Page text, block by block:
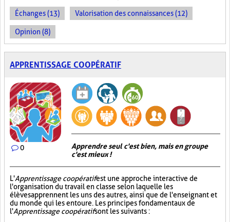
Échanges (13) Valorisation des connaissances (12)
Opinion (8)
APPRENTISSAGE COOPÉRATIF
0
Apprendre seul c'est bien, mais en groupe
c'est mieux !
L'Apprentissage coopératifest une approche interactive de
l'organisation du travail en classe selon laquelle les
élèves apprennent les uns des autres, ainsi que de l'enseignant et
du monde qui les entoure. Les principes fondamentaux de
l'Apprentissage coopératifsont les suivants :